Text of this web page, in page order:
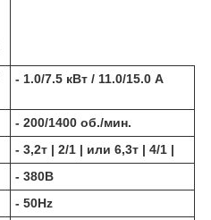
- 1.0/7.5 кВт / 11.0/15.0 А
- 200/1400 об./мин.
- 3,2т | 2/1 | или 6,3т | 4/1 |
- 380В
- 50Hz